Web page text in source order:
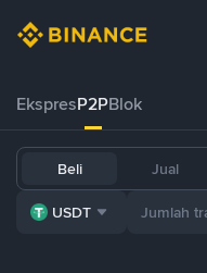
EkspresP2PBlok
Beli Jual
USDT